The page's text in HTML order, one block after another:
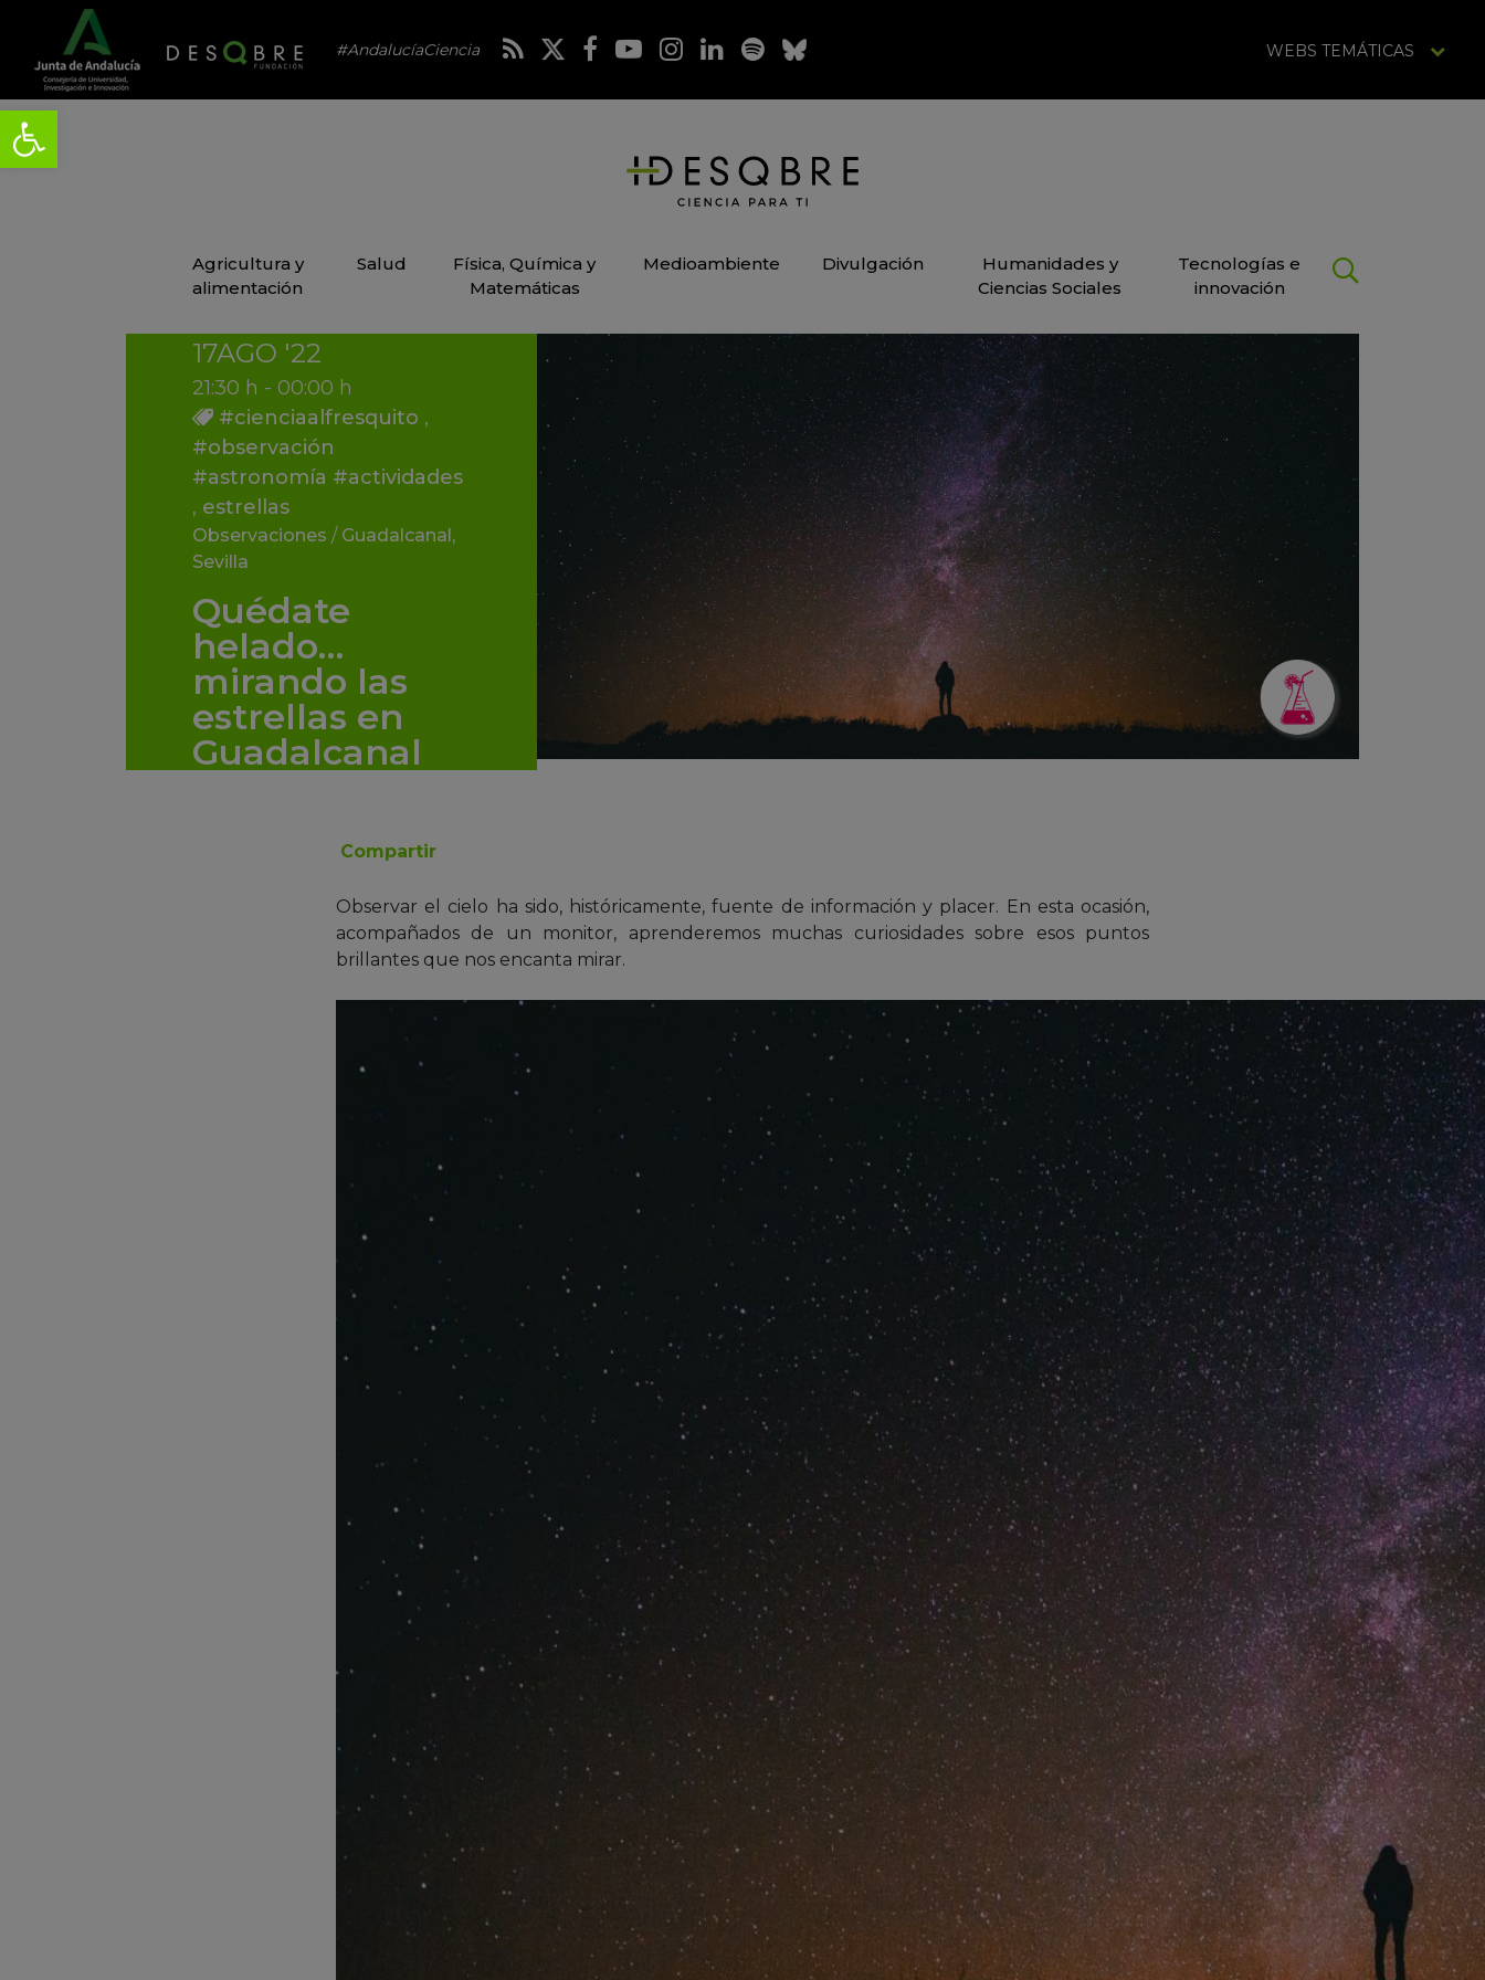
#AndalucíaCiencia WEBS TEMÁTICAS
Agricultura y
alimentación
Salud
Física, Química y
Matemáticas
Medioambiente Divulgación
Humanidades y
Ciencias Sociales
Tecnologías e
innovación
17AGO '22
21:30 h - 00:00 h
#cienciaalfresquito ,
#observación
#astronomía #actividades
, estrellas
Observaciones / Guadalcanal,
Sevilla
Quédate
helado…
mirando las
estrellas en
Guadalcanal
Compartir
Observar el cielo ha sido, históricamente, fuente de información y placer. En esta ocasión,
acompañados de un monitor, aprenderemos muchas curiosidades sobre esos puntos
brillantes que nos encanta mirar.